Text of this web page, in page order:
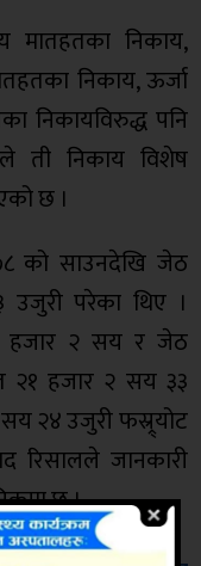
मातहतका निकाय,
निकाय, ऊर्जा
निकायविरुद्ध पनि
ती निकाय विशेष
छ ।
को साउनदेखि जेठ
उजुरी परेका थिए ।
८ हजार २ सय र जेठ
२१ हजार २ सय ३३
२४ उजुरी फस्र्र्योट
रिसालले जानकारी
छ ।